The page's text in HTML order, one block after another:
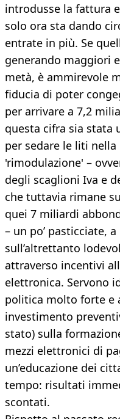
introdusse la fattura
solo ora sta dando
entrate in più. Se
generando maggiori
metà, è ammirevole
fiducia di poter
per arrivare a 7,2
questa cifra sia stata
per sedare le liti nella
'rimodulazione' –
degli scaglioni Iva e
che tuttavia rimane
quei 7 miliardi
– un po’ pasticciate,
sull’altrettanto
attraverso incentivi
elettronica. Servono
politica molto forte e
investimento
stato) sulla
mezzi elettronici di
un’educazione dei
tempo: risultati
scontati.